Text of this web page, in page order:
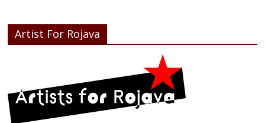
Artist For Rojava